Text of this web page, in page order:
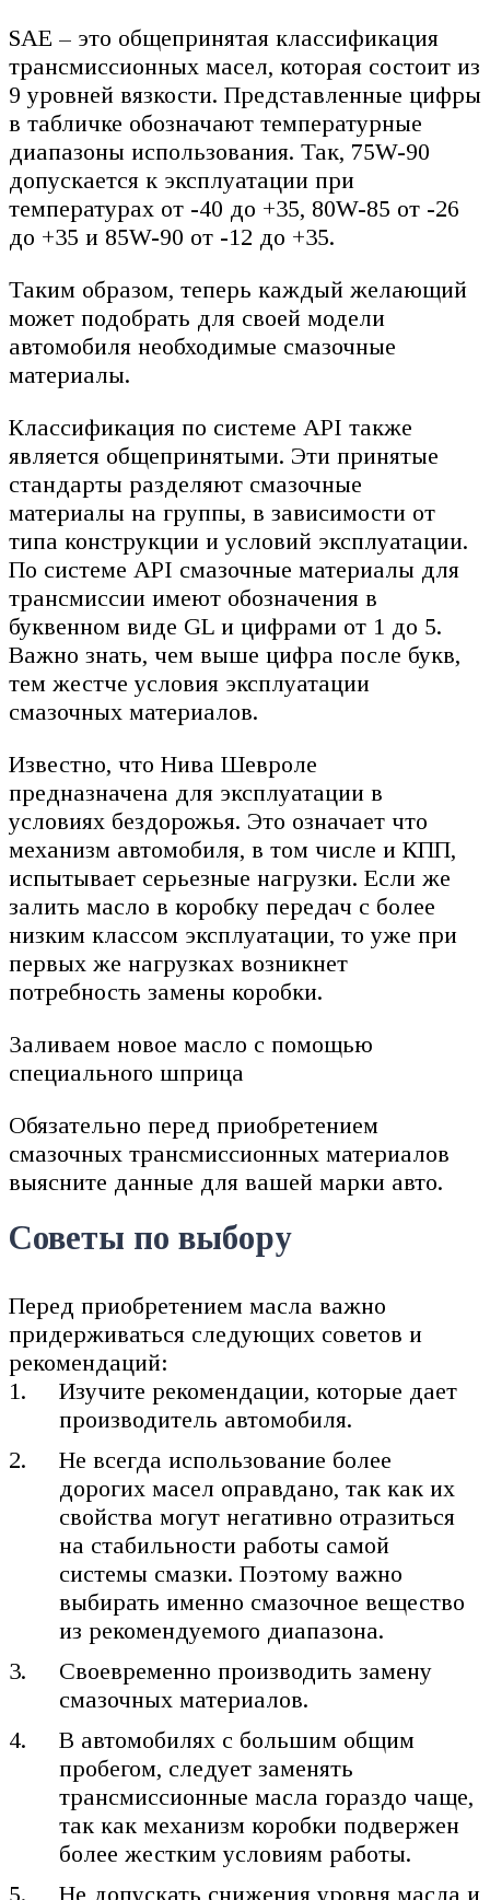
SAE – это общепринятая классификация
трансмиссионных масел, которая состоит из
9 уровней вязкости. Представленные цифры
в табличке обозначают температурные
диапазоны использования. Так, 75W-90
допускается к эксплуатации при
температурах от -40 до +35, 80W-85 от -26
до +35 и 85W-90 от -12 до +35.
Таким образом, теперь каждый желающий
может подобрать для своей модели
автомобиля необходимые смазочные
материалы.
Классификация по системе API также
является общепринятыми. Эти принятые
стандарты разделяют смазочные
материалы на группы, в зависимости от
типа конструкции и условий эксплуатации.
По системе API смазочные материалы для
трансмиссии имеют обозначения в
буквенном виде GL и цифрами от 1 до 5.
Важно знать, чем выше цифра после букв,
тем жестче условия эксплуатации
смазочных материалов.
Известно, что Нива Шевроле
предназначена для эксплуатации в
условиях бездорожья. Это означает что
механизм автомобиля, в том числе и КПП,
испытывает серьезные нагрузки. Если же
залить масло в коробку передач с более
низким классом эксплуатации, то уже при
первых же нагрузках возникнет
потребность замены коробки.
Заливаем новое масло с помощью
специального шприца
Обязательно перед приобретением
смазочных трансмиссионных материалов
выясните данные для вашей марки авто.
Советы по выбору
Перед приобретением масла важно
придерживаться следующих советов и
рекомендаций:
Изучите рекомендации, которые дает
производитель автомобиля.
Не всегда использование более
дорогих масел оправдано, так как их
свойства могут негативно отразиться
на стабильности работы самой
системы смазки. Поэтому важно
выбирать именно смазочное вещество
из рекомендуемого диапазона.
Своевременно производить замену
смазочных материалов.
В автомобилях с большим общим
пробегом, следует заменять
трансмиссионные масла гораздо чаще,
так как механизм коробки подвержен
более жестким условиям работы.
Не допускать снижения уровня масла и